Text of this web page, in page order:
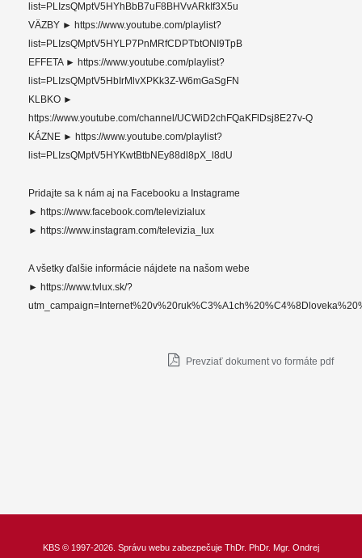
list=PLIzsQMptV5HYhBbB7uF8BHVvARkIf3X5u
VÄZBY ► https://www.youtube.com/playlist?
list=PLIzsQMptV5HYLP7PnMRfCDPTbtONI9TpB
EFFETA ► https://www.youtube.com/playlist?
list=PLIzsQMptV5HbIrMlvXPKk3Z-W6mGaSgFN
KLBKO ►
https://www.youtube.com/channel/UCWiD2chFQaKFlDsj8E27v-Q
KÁZNE ► https://www.youtube.com/playlist?
list=PLIzsQMptV5HYKwtBtbNEy88dl8pX_l8dU
Pridajte sa k nám aj na Facebooku a Instagrame
► https://www.facebook.com/televizialux
► https://www.instagram.com/televizia_lux
A všetky ďalšie informácie nájdete na našom webe
► https://www.tvlux.sk/?
Prevziať dokument vo formáte pdf
KBS © 1997-2026. Správu webu zabezpečuje ThDr. PhDr. Mgr. Ondrej